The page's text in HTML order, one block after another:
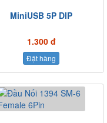
MiniUSB 5P DIP
1.300 đ
Đặt hàng